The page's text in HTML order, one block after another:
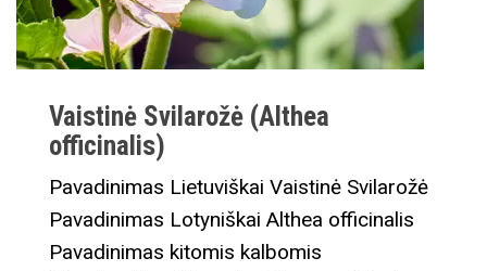
Vaistinė Svilarožė (Althea
officinalis)
Pavadinimas Lietuviškai Vaistinė Svilarožė
Pavadinimas Lotyniškai Althea officinalis
Pavadinimas kitomis kalbomis